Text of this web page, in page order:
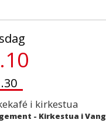
i kirkestua
- Kirkestua i Vang